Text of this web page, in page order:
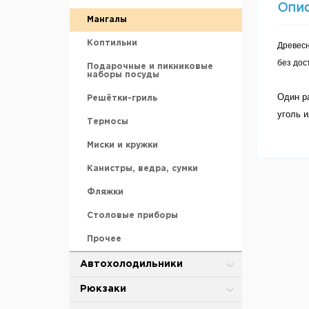
Силиконовые приманки
переноски
Эхолоты и камеры
Транцевые колеса
Якоря
Газовые баллоны и жидкое
Сухое горючее
Мангалы
Коптильни
Подарочные и пикниковые
наборы посуды
Решётки-гриль
Термосы
Миски и кружки
Канистры, ведра, сумки
Фляжки
Столовые приборы
Прочее
Автохолодильники
Автохолодильники
Рюкзаки
без
Один
уголь